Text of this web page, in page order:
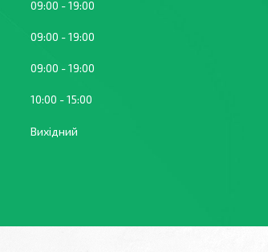
09:00 19:00
09:00 19:00
09:00 19:00
10:00 15:00
Вихідний